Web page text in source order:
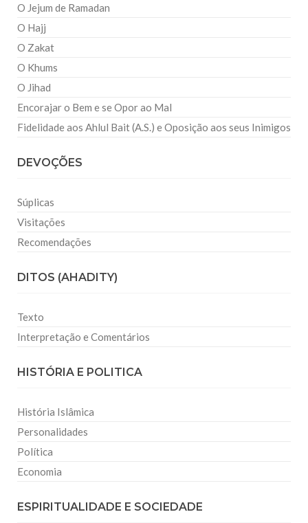
O Jejum de Ramadan
O Hajj
O Zakat
O Khums
O Jihad
Encorajar o Bem e se Opor ao Mal
Fidelidade aos Ahlul Bait (A.S.) e Oposição aos seus Inimigos
DEVOÇÕES
Súplicas
Visitações
Recomendações
DITOS (AHADITY)
Texto
Interpretação e Comentários
HISTÓRIA E POLITICA
História Islâmica
Personalidades
Política
Economia
ESPIRITUALIDADE E SOCIEDADE